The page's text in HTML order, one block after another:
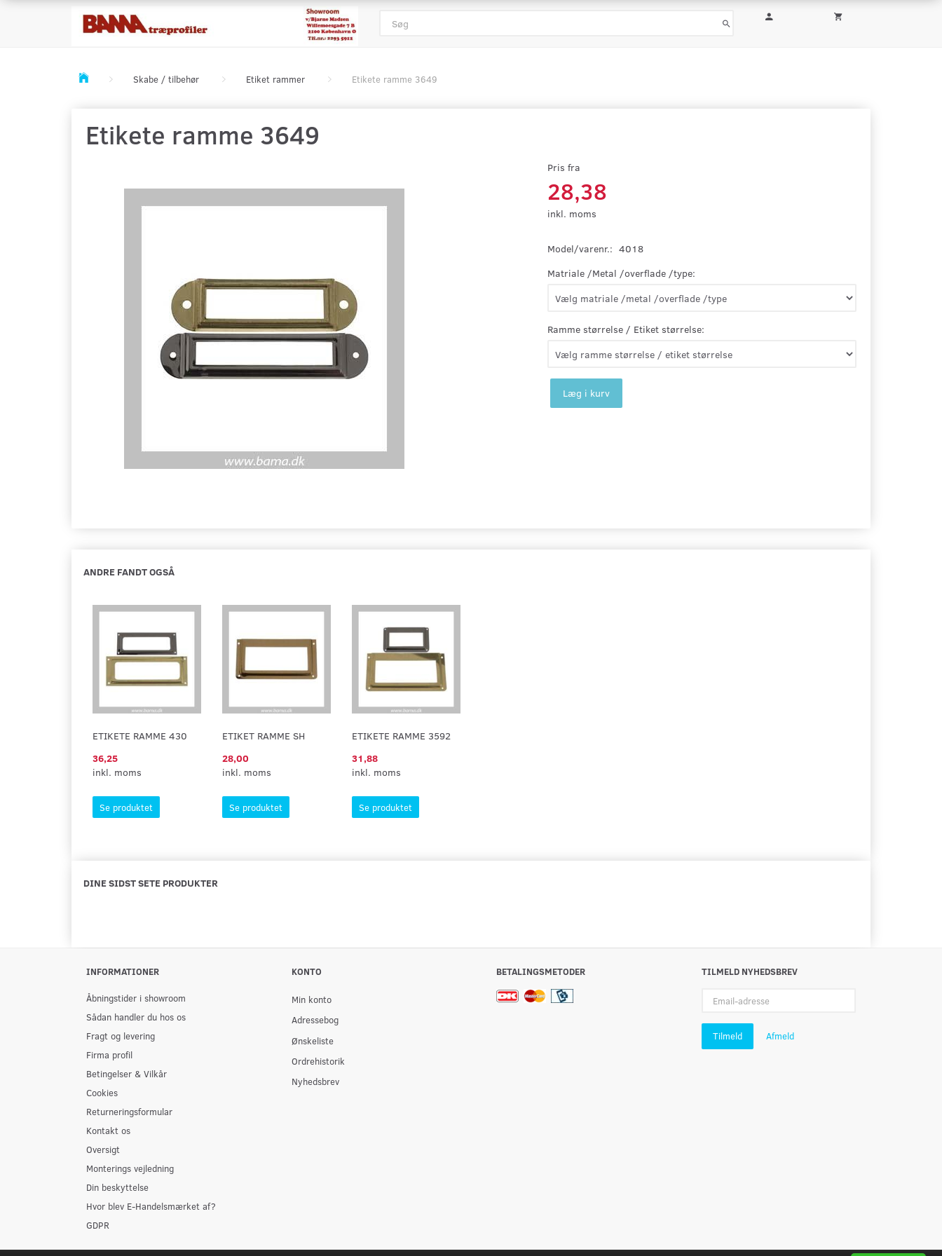
Skabe / tilbehør Etiket rammer Etikete ramme 3649
Etikete ramme 3649
Pris fra
28,38
inkl. moms
Model/varenr.: 4018
Matriale /Metal /overflade /type:
Ramme størrelse / Etiket størrelse:
Læg i kurv
ANDRE FANDT OGSÅ
ETIKETE RAMME 430
36,25
inkl. moms
Se produktet
ETIKET RAMME SH
28,00
inkl. moms
Se produktet
ETIKETE RAMME 3592
31,88
inkl. moms
Se produktet
DINE SIDST SETE PRODUKTER
INFORMATIONER
Åbningstider i showroom
Sådan handler du hos os
Fragt og levering
Firma profil
Betingelser & Vilkår
Cookies
Returneringsformular
Kontakt os
Oversigt
Monterings vejledning
Din beskyttelse
Hvor blev E-Handelsmærket af?
GDPR
KONTO
Min konto
Adressebog
Ønskeliste
Ordrehistorik
Nyhedsbrev
BETALINGSMETODER
TILMELD NYHEDSBREV
adresse
Tilmeld Afmeld